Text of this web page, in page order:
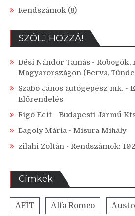
Rendszámok (8)
SZÓLJ HOZZÁ!
Dési Nándor Tamás - Robogók,
Magyarországon (Berva,
Szabó János autógépész mk. -
Előrendelés
Rigó Edit - Budapesti Jármű
Bagoly Mária - Misura Mihály
zilahi Zoltán - Rendszámok:
Címkék
AFIT Alfa Romeo